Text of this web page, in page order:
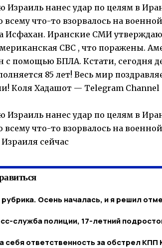
нанес удар по целям в
что-то взорвалось на
Исфахан. Иранские СМИ
CBC , что поражены.
с помощью БПЛА. Кстати, сегодня
85 лет! Весь мир
Коля Хадашот — Telegram Channel
нанес удар по целям в
что-то взорвалось на
сейчас
Осень началась, и я решил
служба полиции, 17-летний
себя ответственность за обстрел